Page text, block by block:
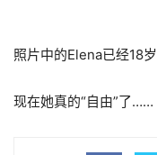
照片中的Elena已经18
现在她真的“自由”了……